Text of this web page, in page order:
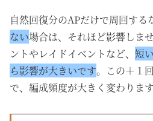
自然回復分のAPだけで周回する
ない場合は、それほど影響しま
ントやレイドイベントなど、 短
ら影響が大きいです。この＋１
で、編成頻度が大きく変わります